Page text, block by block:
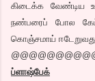
கிடைக்க வேண்டிய
நண்பரைப் போல
கொஞ்சமாய் ஈடேறுவது
ப்ளாஷ்பேக்